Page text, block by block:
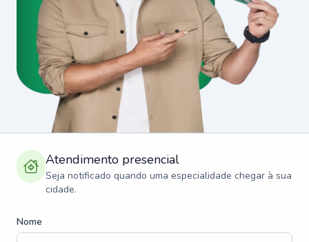
Atendimento presencial
Seja notificado quando uma especialidade chegar à sua
cidade.
Nome